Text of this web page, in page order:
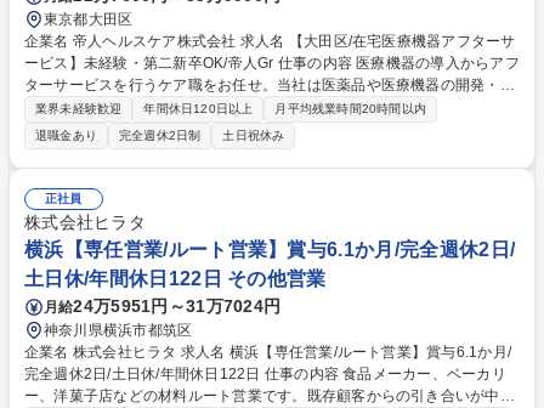
東京都大田区
企業名 帝人ヘルスケア株式会社 求人名 【大田区/在宅医療機器アフターサ
ービス】未経験・第二新卒OK/帝人Gr 仕事の内容 医療機器の導入からアフ
ターサービスを行うケア職をお任せ。当社は医薬品や医療機器の開発・製
造・販売を行う帝人ファーマグループであり、吸器関連の在宅医療機器分
野で高いシェアがあり、全国展開しています。 【詳細】患者様ご自宅に訪
問し、機器の導入や使用方法の確認、消耗品の交換等を行う等患者さんの
在宅療養サポートをします。もちろん機器のことだけではなく、患者様と
距離が近いからこそ、病院,社内の営業,ナース,事務職等と連携し、患者様
へトータルケアソリューションの提供を目指します。 【外出頻度】1日平
均4-5件の訪問（車移動・日帰り） 募集職種 【大田区/在宅医療機器アフタ
ーサービス】未経験・第二新卒OK/帝人Gr
業界未経験歓迎 年間休日120日以上
月平均残業時間20時間以内
退職金あり
完全週休2日制 土日祝休み
正社員
株式会社ヒラタ
横浜【専任営業/ルート営業】賞与6.1か月/完全週休2日/
土日休/年間休日122日 その他営業
月給24万5951円～31万7024円
神奈川県横浜市都筑区
企業名 株式会社ヒラタ 求人名 横浜【専任営業/ルート営業】賞与6.1か月/
完全週休2日/土日休/年間休日122日 仕事の内容 食品メーカー、ベーカリ
ー、洋菓子店などの材料ルート営業です。既存顧客からの引き合いが中心